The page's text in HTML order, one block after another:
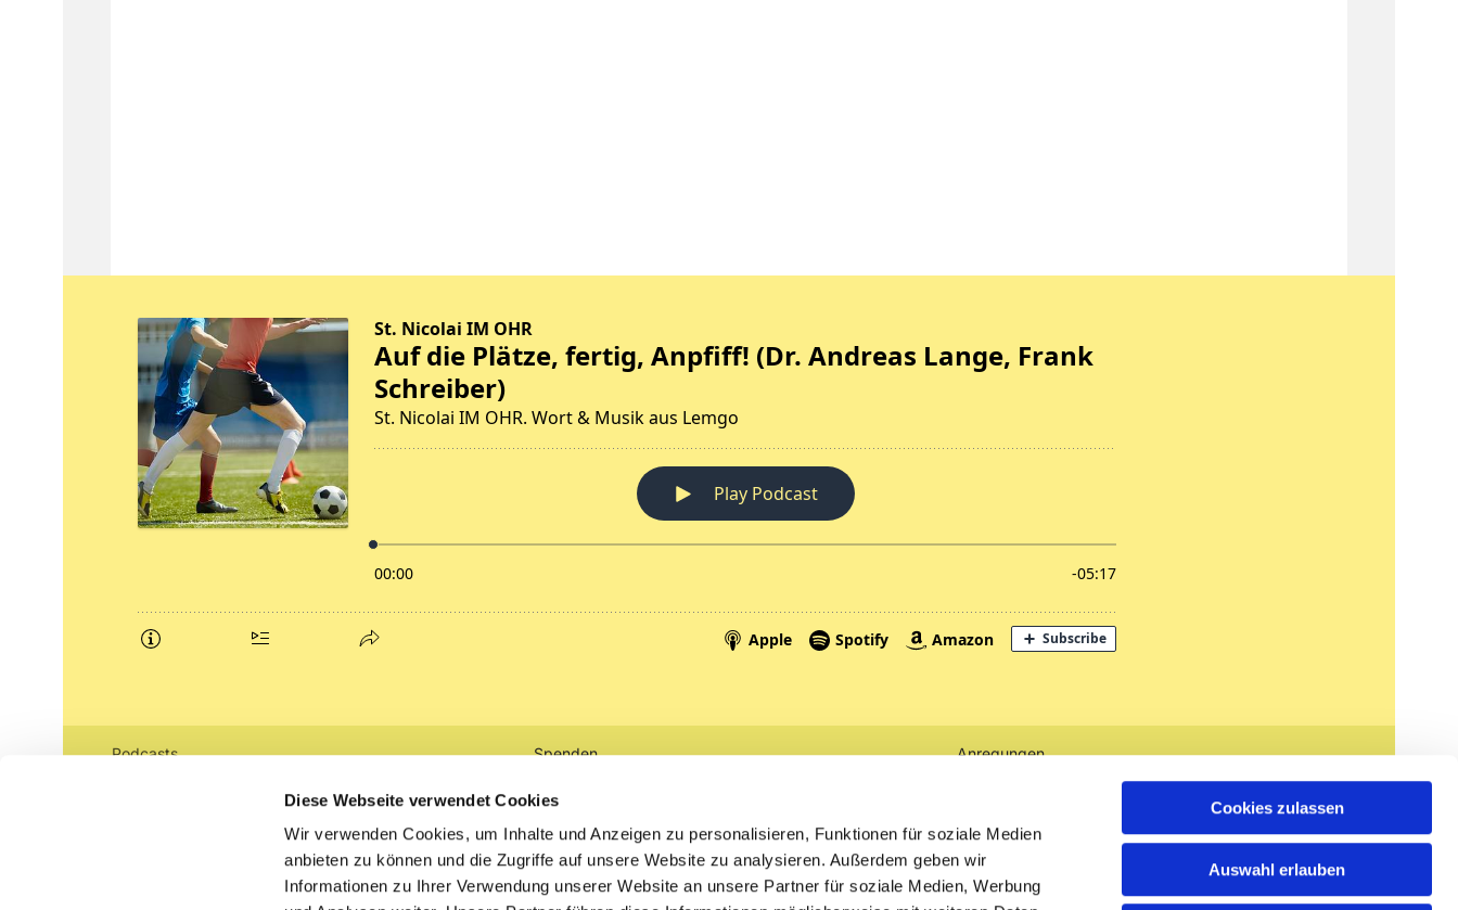
Diese Webseite verwendet Cookies
Wir verwenden Cookies, um Inhalte und Anzeigen zu personalisieren, Funktionen für soziale Medien
anbieten zu können und die Zugriffe auf unsere Website zu analysieren. Außerdem geben wir
Informationen zu Ihrer Verwendung unserer Website an unsere Partner für soziale Medien, Werbung
Cookies zulassen
Auswahl erlauben
Podcasts Spenden
Tickets
Litauen
Anregungen